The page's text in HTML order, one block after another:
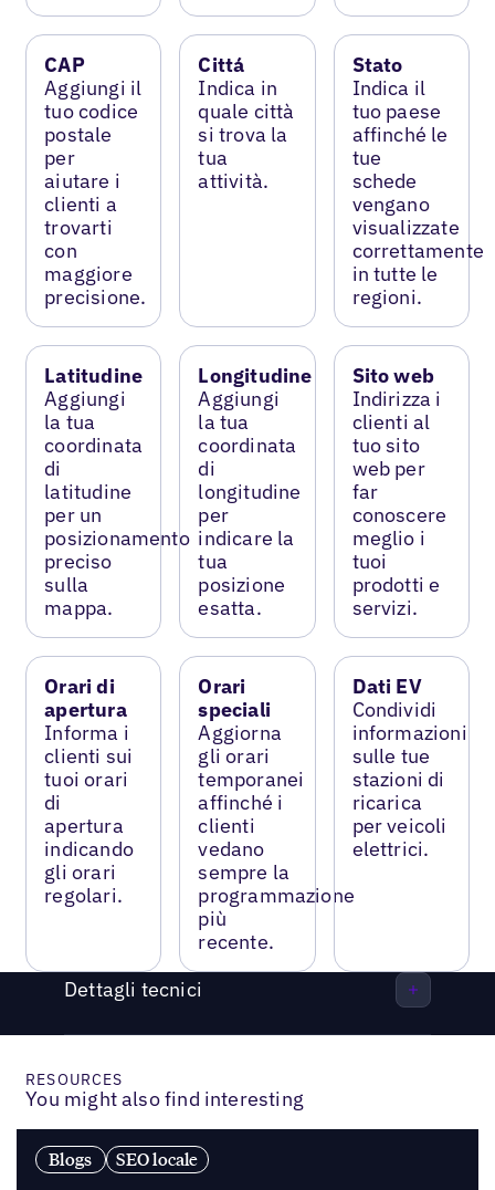
CAP
Aggiungi il
tuo codice
postale
per
aiutare i
clienti a
trovarti
con
maggiore
precisione.
Cittá
Indica in
quale città
si trova la
tua
attività.
Stato
Indica il
tuo paese
affinché le
tue
schede
vengano
visualizzate
correttamente
in tutte le
regioni.
Latitudine
Aggiungi
la tua
coordinata
di
latitudine
per un
posizionamento
preciso
sulla
mappa.
Longitudine
Aggiungi
la tua
coordinata
di
longitudine
per
indicare la
tua
posizione
esatta.
Sito web
Indirizza i
clienti al
tuo sito
web per
far
conoscere
meglio i
tuoi
prodotti e
servizi.
Orari di
apertura
Informa i
clienti sui
tuoi orari
di
apertura
indicando
gli orari
regolari.
Orari
speciali
Aggiorna
gli orari
temporanei
affinché i
clienti
vedano
sempre la
programmazione
più
recente.
Dati EV
Condividi
informazioni
sulle tue
stazioni di
ricarica
per veicoli
elettrici.
Dettagli tecnici
RESOURCES
You might also find interesting
Blogs SEO locale